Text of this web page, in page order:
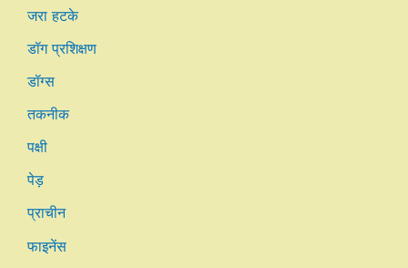
जरा हटके
डॉग प्रशिक्षण
डॉग्स
तकनीक
पक्षी
पेड़
प्राचीन
फाइनेंस